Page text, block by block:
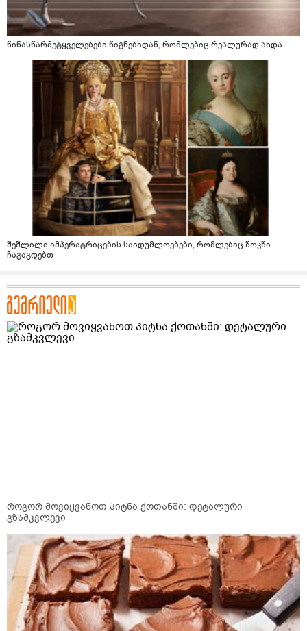
წინასწარმეტყველებები წიგნებიდან, რომლებიც რეალურად ახდა
შეშლილი იმპერატრიცების საიდუმლოებები, რომლებიც შოკში
ჩაგაგდებთ
როგორ მოვიყვანოთ პიტნა ქოთანში: დეტალური
გზამკვლევი